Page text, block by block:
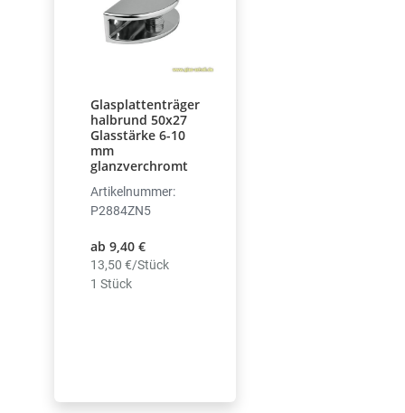
Glasplattenträger
halbrund 50x27
Glasstärke 6-10
mm
glanzverchromt
Artikelnummer:
P2884ZN5
ab 9,40 €
13,50 €/Stück
1 Stück